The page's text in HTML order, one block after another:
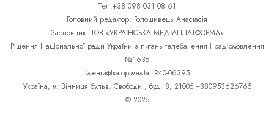
Тел:+38 098 031 08 61
Головний редактор: Голошивець Анастасія
Засновник: ТОВ «УКРАЇНСЬКА МЕДІАПЛАТФОРМА»
Рішення Національної ради України з питань телебачення і радіомовлення
№1635
Ідентифікатор медіа: R40-06395
Україна, м. Вінниця бульв. Свободи , буд. 8, 21005 +380953626765
© 2025